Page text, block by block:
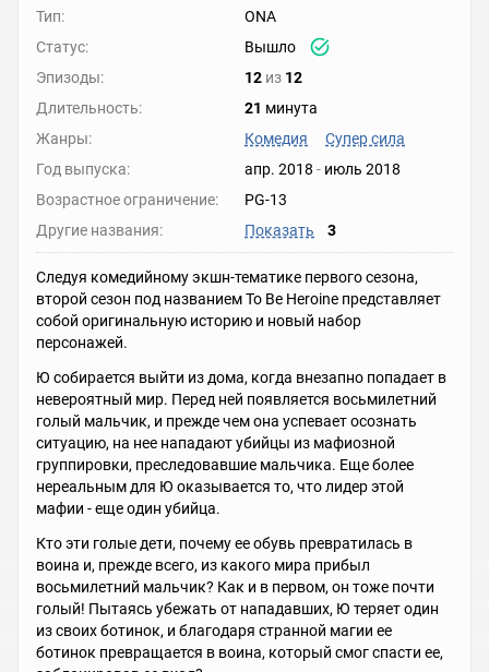
Тип:
ONA
Статус:
Вышло
Эпизоды:
12 из 12
Длительность:
21 минута
Жанры:
Комедия
Супер сила
Год выпуска:
апр. 2018 - июль 2018
Возрастное ограничение:
PG-13
Другие названия:
Показать 3
Следуя комедийному экшн-тематике первого сезона,
второй сезон под названием To Be Heroine представляет
собой оригинальную историю и новый набор
персонажей.
Ю собирается выйти из дома, когда внезапно попадает в
невероятный мир. Перед ней появляется восьмилетний
голый мальчик, и прежде чем она успевает осознать
ситуацию, на нее нападают убийцы из мафиозной
группировки, преследовавшие мальчика. Еще более
нереальным для Ю оказывается то, что лидер этой
мафии - еще один убийца.
Кто эти голые дети, почему ее обувь превратилась в
воина и, прежде всего, из какого мира прибыл
восьмилетний мальчик? Как и в первом, он тоже почти
голый! Пытаясь убежать от нападавших, Ю теряет один
из своих ботинок, и благодаря странной магии ее
ботинок превращается в воина, который смог спасти ее,